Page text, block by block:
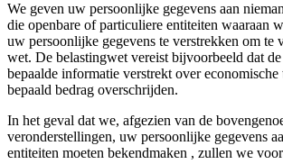
We geven uw persoonlijke gegevens aan
die openbare of particuliere entiteiten waaraan
uw persoonlijke gegevens te verstrekken om te
wet. De belastingwet vereist bijvoorbeeld dat
bepaalde informatie verstrekt over economische
bepaald bedrag overschrijden.
In het geval dat we, afgezien van de
veronderstellingen, uw persoonlijke gegevens
entiteiten moeten bekendmaken , zullen we